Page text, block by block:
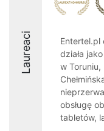
Laureaci
działa
w
obsługę
tabletów,